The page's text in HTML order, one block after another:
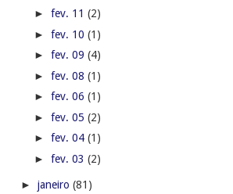
► fev. 11 (2)
► fev. 10 (1)
► fev. 09 (4)
► fev. 08 (1)
► fev. 06 (1)
► fev. 05 (2)
► fev. 04 (1)
► fev. 03 (2)
► janeiro (81)